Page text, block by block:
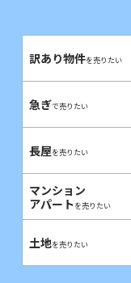
訳あり物件を売りたい
急ぎで売りたい
長屋を売りたい
マンション
アパートを売りたい
土地を売りたい